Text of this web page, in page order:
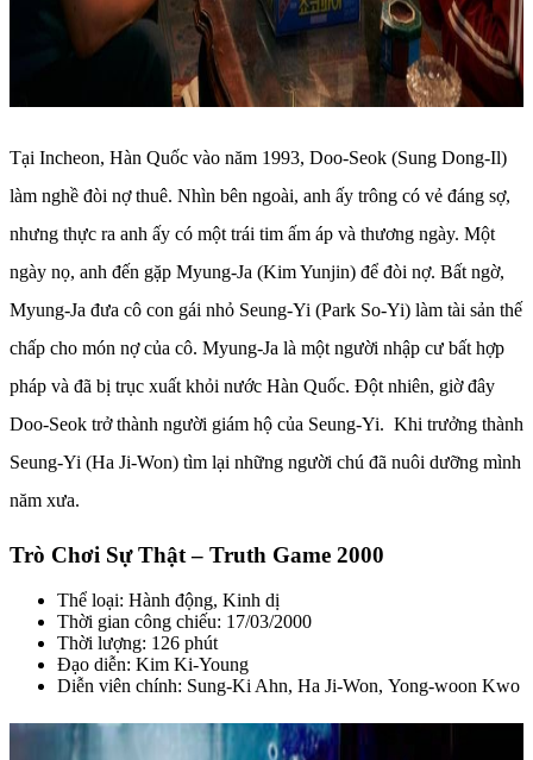
Tại Incheon, Hàn Quốc vào năm 1993, Doo-Seok (Sung Dong-Il)
làm nghề đòi nợ thuê. Nhìn bên ngoài, anh ấy trông có vẻ đáng sợ,
nhưng thực ra anh ấy có một trái tim ấm áp và thương ngày. Một
ngày nọ, anh đến gặp Myung-Ja (Kim Yunjin) để đòi nợ. Bất ngờ,
Myung-Ja đưa cô con gái nhỏ Seung-Yi (Park So-Yi) làm tài sản thế
chấp cho món nợ của cô. Myung-Ja là một người nhập cư bất hợp
pháp và đã bị trục xuất khỏi nước Hàn Quốc. Đột nhiên, giờ đây
Doo-Seok trở thành người giám hộ của Seung-Yi. Khi trưởng thành
Seung-Yi (Ha Ji-Won) tìm lại những người chú đã nuôi dưỡng mình
năm xưa.
Trò Chơi Sự Thật – Truth Game 2000
Thể loại: Hành động, Kinh dị
Thời gian công chiếu: 17/03/2000
Thời lượng: 126 phút
Đạo diễn: Kim Ki-Young
Diễn viên chính: Sung-Ki Ahn, Ha Ji-Won, Yong-woon Kwo